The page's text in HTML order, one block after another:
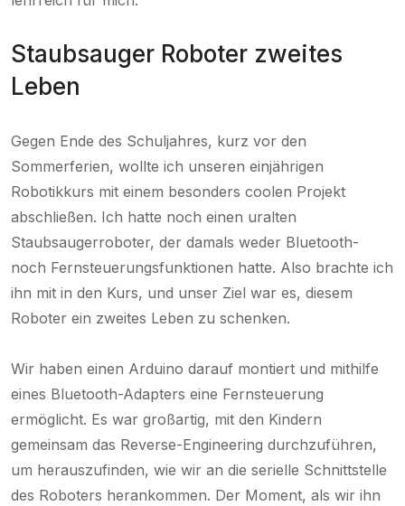
Staubsauger Roboter zweites
Leben
Gegen Ende des Schuljahres, kurz vor den
Sommerferien, wollte ich unseren einjährigen
Robotikkurs mit einem besonders coolen Projekt
abschließen. Ich hatte noch einen uralten
Staubsaugerroboter, der damals weder Bluetooth-
noch Fernsteuerungsfunktionen hatte. Also brachte ich
ihn mit in den Kurs, und unser Ziel war es, diesem
Roboter ein zweites Leben zu schenken.
Wir haben einen Arduino darauf montiert und mithilfe
eines Bluetooth-Adapters eine Fernsteuerung
ermöglicht. Es war großartig, mit den Kindern
gemeinsam das Reverse-Engineering durchzuführen,
um herauszufinden, wie wir an die serielle Schnittstelle
des Roboters herankommen. Der Moment, als wir ihn